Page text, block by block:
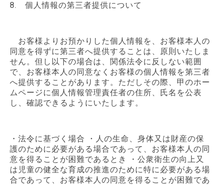
8. 個人情報の第三者提供について
お客様よりお預かりした個人情報を、お客様本人の
同意を得ずに第三者へ提供することは、原則いたしま
せん。但し以下の場合は、関係法令に反しない範囲
で、お客様本人の同意なくお客様の個人情報を第三者
へ提供することがあります。ただしその際、甲のホー
ムページに個人情報管理責任者の住所、氏名を公表
し、確認できるようにいたします。
・法令に基づく場合 ・人の生命、身体又は財産の保
護のために必要がある場合であって、お客様本人の同
意を得ることが困難であるとき ・公衆衛生の向上又
は児童の健全な育成の推進のために特に必要がある場
合であって、お客様本人の同意を得ることが困難であ